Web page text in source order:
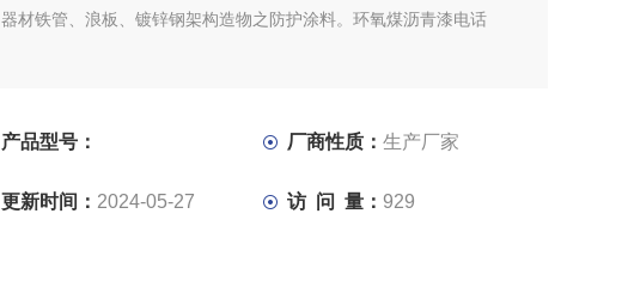
器材铁管、浪板、镀锌钢架构造物之防护涂料。环氧煤沥青漆电话
产品型号： 厂商性质： 生产厂家
更新时间： 2024-05-27 访 问 量： 929